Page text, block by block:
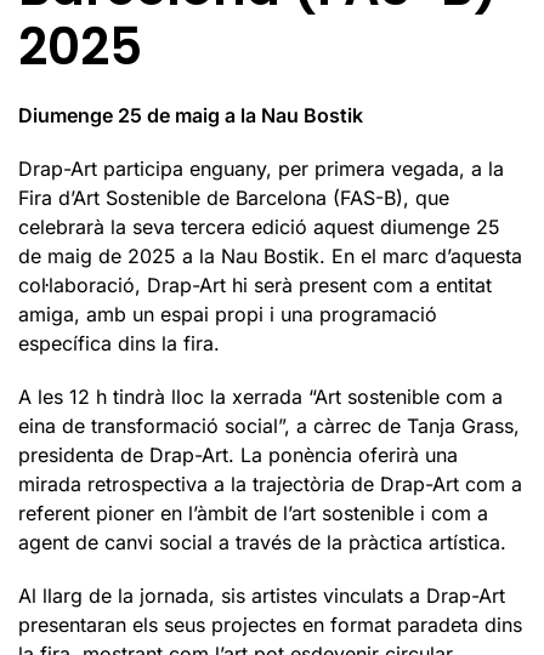
2025
Diumenge 25 de maig a la Nau Bostik
Drap-Art participa enguany, per primera vegada, a la
Fira d’Art Sostenible de Barcelona (FAS-B), que
celebrarà la seva tercera edició aquest diumenge 25
de maig de 2025 a la Nau Bostik. En el marc d’aquesta
col·laboració, Drap-Art hi serà present com a entitat
amiga, amb un espai propi i una programació
específica dins la fira.
A les 12 h tindrà lloc la xerrada “Art sostenible com a
eina de transformació social”, a càrrec de Tanja Grass,
presidenta de Drap-Art. La ponència oferirà una
mirada retrospectiva a la trajectòria de Drap-Art com a
referent pioner en l’àmbit de l’art sostenible i com a
agent de canvi social a través de la pràctica artística.
Al llarg de la jornada, sis artistes vinculats a Drap-Art
presentaran els seus projectes en format paradeta dins